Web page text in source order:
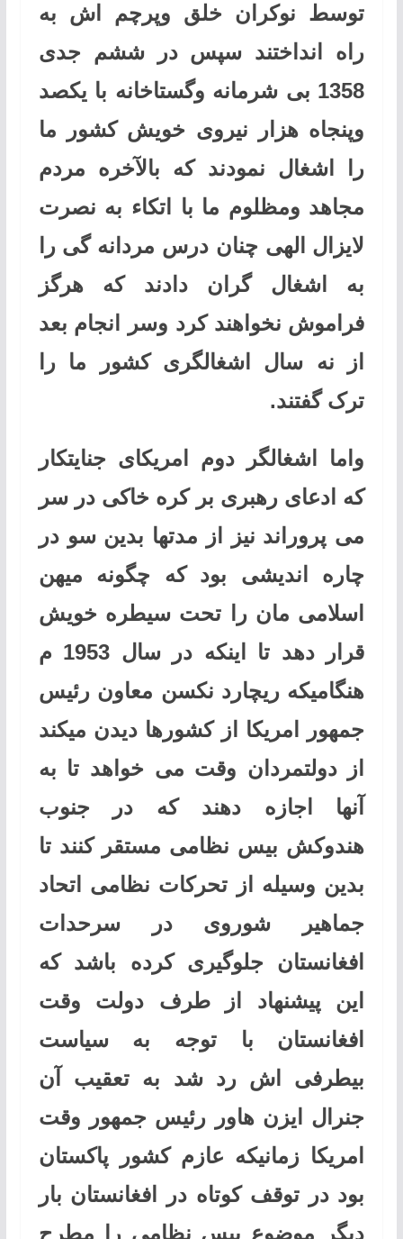
توسط نوکران خلق وپرچم اش به
راه انداختند سپس در ششم جدی
1358 بی شرمانه وگستاخانه با یکصد
وپنجاه هزار نیروی خویش کشور ما
را اشغال نمودند که بالآخره مردم
مجاهد ومظلوم ما با اتکاء به نصرت
لایزال الهی چنان درس مردانه گی را
به اشغال گران دادند که هرگز
فراموش نخواهند کرد وسر انجام بعد
از نه سال اشغالگری کشور ما را
ترک گفتند.
واما اشغالگر دوم امریکای جنایتکار
که ادعای رهبری بر کره خاکی در سر
می پروراند نیز از مدتها بدین سو در
چاره اندیشی بود که چگونه میهن
اسلامی مان را تحت سیطره خویش
قرار دهد تا اینکه در سال 1953 م
هنگامیکه ریچارد نکسن معاون رئیس
جمهور امریکا از کشورها دیدن میکند
از دولتمردان وقت می خواهد تا به
آنها اجازه دهند که در جنوب
هندوکش بیس نظامی مستقر کنند تا
بدین وسیله از تحرکات نظامی اتحاد
جماهیر شوروی در سرحدات
افغانستان جلوگیری کرده باشد که
این پیشنهاد از طرف دولت وقت
افغانستان با توجه به سیاست
بیطرفی اش رد شد به تعقیب آن
جنرال ایزن هاور رئیس جمهور وقت
امریکا زمانیکه عازم کشور پاکستان
بود در توقف کوتاه در افغانستان بار
دیگر موضوع بیس نظامی را مطرح